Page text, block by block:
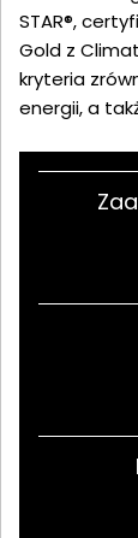
STAR®,
Gold z
kryteria
energii, a